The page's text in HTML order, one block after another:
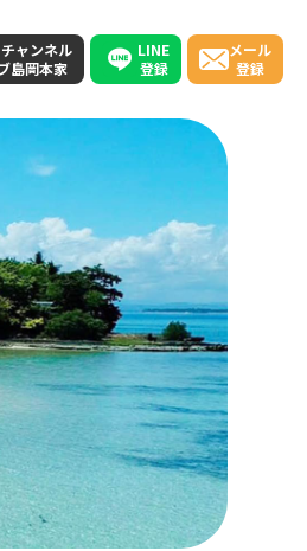
ャンネル
島岡本家
LINE
登録
メール
登録